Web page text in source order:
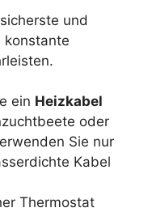
und
konstante
ein Heizkabel
oder
Sie nur
Kabel
Thermostat